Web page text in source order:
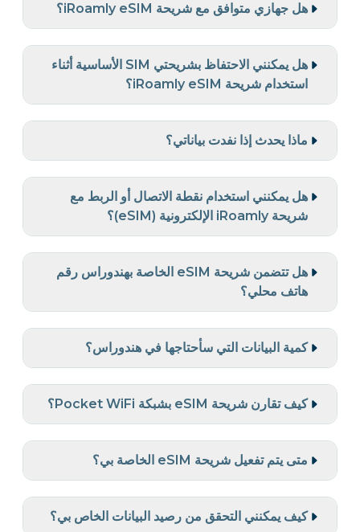
هل جهازي متوافق مع شريحة iRoamly eSIM؟
هل يمكنني الاحتفاظ بشريحتي SIM الأساسية أثناء
استخدام شريحة iRoamly eSIM؟
ماذا يحدث إذا نفدت بياناتي؟
هل يمكنني استخدام نقطة الاتصال أو الربط مع
شريحة iRoamly الإلكترونية (eSIM)؟
هل تتضمن شريحة eSIM الخاصة بهندوراس رقم
هاتف محلي؟
كمية البيانات التي سأحتاجها في هندوراس؟
كيف تقارن شريحة eSIM بشبكة Pocket WiFi؟
متى يتم تفعيل شريحة eSIM الخاصة بي؟
كيف يمكنني التحقق من رصيد البيانات الخاص بي؟